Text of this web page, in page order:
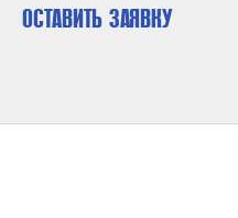
ОСТАВИТЬ ЗАЯВКУ